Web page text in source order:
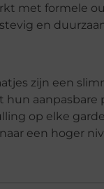
met formele
en
zijn een
hun
op elke
een hoger